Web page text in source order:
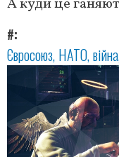
А куди це
#
Євросоюз НАТО війна